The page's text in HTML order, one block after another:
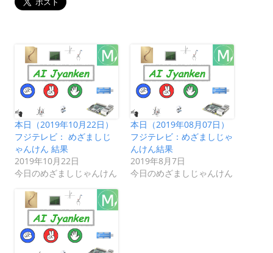
本日（2019年10月22日）
フジテレビ： めざましじ
ゃんけん 結果
2019年10月22日
今日のめざましじゃんけん
本日（2019年08月07日）
フジテレビ：めざましじゃ
んけん結果
2019年8月7日
今日のめざましじゃんけん